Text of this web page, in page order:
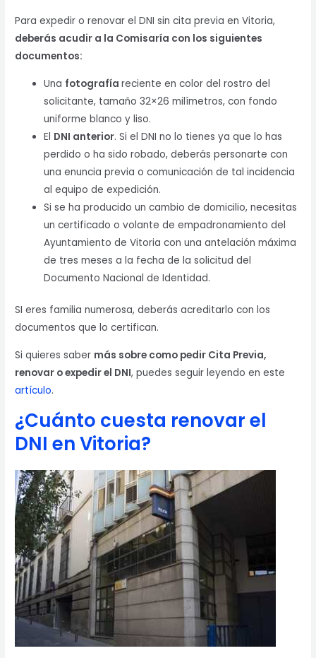
Para expedir o renovar el DNI sin cita previa en Vitoria,
deberás acudir a la Comisaría con los siguientes
documentos:
Una fotografíareciente en color del rostro del
solicitante, tamaño 32×26 milímetros, con fondo
uniforme blanco y liso.
El DNI anterior. Si el DNI no lo tienes ya que lo has
perdido o ha sido robado, deberás personarte con
una enuncia previa o comunicación de tal incidencia
al equipo de expedición.
Si se ha producido un cambio de domicilio, necesitas
un certificado o volante de empadronamiento del
Ayuntamiento de Vitoria con una antelación máxima
de tres meses a la fecha de la solicitud del
Documento Nacional de Identidad.
SI eres familia numerosa, deberás acreditarlo con los
documentos que lo certifican.
Si quieres saber más sobre como pedir Cita Previa,
renovar o expedir el DNI, puedes seguir leyendo en este
artículo.
¿Cuánto cuesta renovar el
DNI en Vitoria?